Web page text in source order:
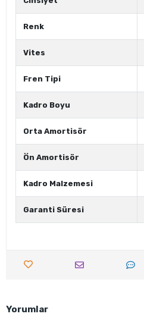
Renk
Vites
Fren Tipi
Kadro Boyu
Orta Amortisör
Ön Amortisör
Kadro Malzemesi
Garanti Süresi
Yorumlar